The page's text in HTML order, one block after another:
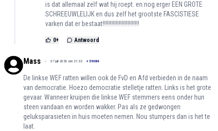
is dat allemaal zelf wat hij roept. en nog erger EEN GROTE
SCHREEUWLELIJK en dus zelf het grootste FASCISTIESE
varken dat er bestaat!!!!!!!!!!!!!!!!!!!!!!!!!
0+ Antwoord
Mass 07 juli 2026 om 21:32 + 59084
De linkse WEF ratten willen ook de FvD en Afd verbieden in de naam
van democratie. Hoezo democratie stelletje ratten. Links is het grote
gevaar. Wanneer kruipen die linkse WEF stemmers eens onder hun
steen vandaan en worden wakker. Pas als ze gedwongen
geluksparasieten in huis moeten nemen. Nou stumpers dan is het te
laat.